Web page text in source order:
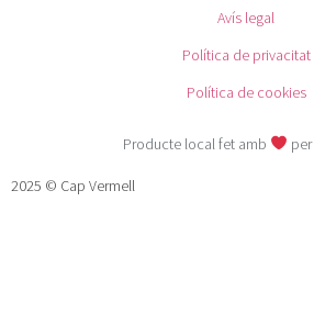
Avís legal
Política de privacitat
Política de cookies
Producte local fet amb per
2025 © Cap Vermell